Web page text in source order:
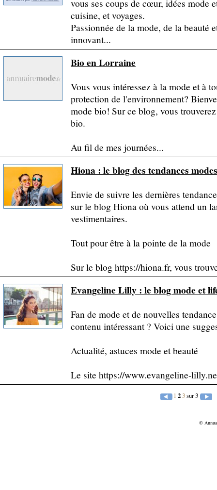
vous ses coups de cœur, idées mode
cuisine, et voyages.
Passionnée de la mode, de la beauté
innovant...
Bio en Lorraine
Vous vous intéressez à la mode et à
protection de l'environnement?
mode bio! Sur ce blog, vous
bio.
Au fil de mes journées...
Hiona : le blog des tendances
Envie de suivre les dernières
sur le blog Hiona où vous attend un
vestimentaires.
Tout pour être à la pointe de la mode
Sur le blog https://hiona.fr, vous
Evangeline Lilly : le blog mode et
Fan de mode et de nouvelles
contenu intéressant ? Voici une
Actualité, astuces mode et beauté
Le site https://www.evangeline-
1 23sur 3
©